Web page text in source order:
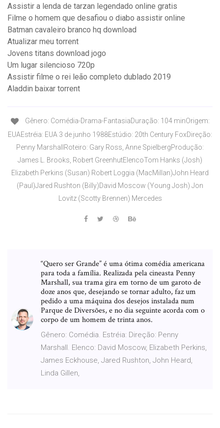
Assistir a lenda de tarzan legendado online gratis
Filme o homem que desafiou o diabo assistir online
Batman cavaleiro branco hq download
Atualizar meu torrent
Jovens titans download jogo
Um lugar silencioso 720p
Assistir filme o rei leão completo dublado 2019
Aladdin baixar torrent
Gênero: Comédia-Drama-FantasiaDuração: 104 minOrigem:
EUAEstréia: EUA 3 de junho 1988Estúdio: 20th Century FoxDireção:
Penny MarshallRoteiro: Gary Ross, Anne SpielbergProdução:
James L. Brooks, Robert GreenhutElencoTom Hanks (Josh)
Elizabeth Perkins (Susan) Robert Loggia (MacMillan)John Heard
(Paul)Jared Rushton (Billy)David Moscow (Young Josh) Jon
Lovitz (Scotty Brennen) Mercedes
“Quero ser Grande” é uma ótima comédia americana
para toda a família. Realizada pela cineasta Penny
Marshall, sua trama gira em torno de um garoto de
doze anos que, desejando se tornar adulto, faz um
pedido a uma máquina dos desejos instalada num
Parque de Diversões, e no dia seguinte acorda com o
corpo de um homem de trinta anos.
Gênero: Comédia. Estréia: Direção: Penny
Marshall. Elenco: David Moscow, Elizabeth Perkins,
James Eckhouse, Jared Rushton, John Heard,
Linda Gillen,